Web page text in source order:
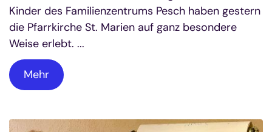
Kinder des Familienzentrums Pesch haben gestern
die Pfarrkirche St. Marien auf ganz besondere
Weise erlebt. ...
Mehr